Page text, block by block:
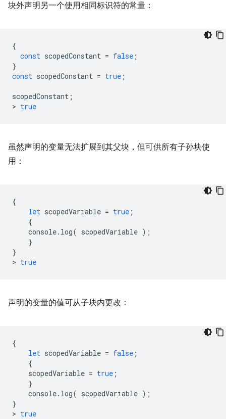
块外声明另一个使用相同标识符的常量：
{
const scopedConstant = false ;
}
const scopedConstant = true ;
scopedConstant ;
> true
虽然声明的变量无法扩展到其父块，但可供所有子孙块使
用：
{
let scopedVariable = true ;
{
console. log( scopedVariable );
}
}
> true
声明的变量的值可从子块内更改：
{
let scopedVariable = false ;
{
scopedVariable = true ;
}
console. log( scopedVariable );
}
> true